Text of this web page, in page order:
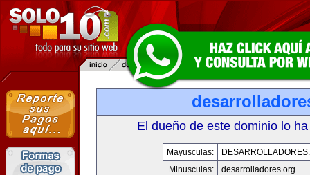
El dueño de este dominio lo
Mayusculas:
Minusculas:
desarrolladores.org